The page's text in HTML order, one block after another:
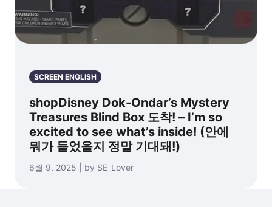
SCREEN ENGLISH
shopDisney Dok-Ondar’s Mystery
Treasures Blind Box 도착! – I’m so
excited to see what’s inside! (안에
뭐가 들었을지 정말 기대돼!)
6월 9, 2025 | by SE_Lover